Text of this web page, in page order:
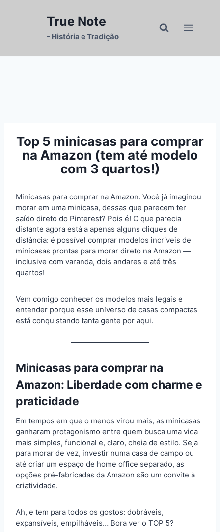
True Note
- História e Tradição
Top 5 minicasas para comprar
na Amazon (tem até modelo
com 3 quartos!)
Minicasas para comprar na Amazon. Você já imaginou
morar em uma minicasa, dessas que parecem ter
saído direto do Pinterest? Pois é! O que parecia
distante agora está a apenas alguns cliques de
distância: é possível comprar modelos incríveis de
minicasas prontas para morar direto na Amazon —
inclusive com varanda, dois andares e até três
quartos!
Vem comigo conhecer os modelos mais legais e
entender porque esse universo de casas compactas
está conquistando tanta gente por aqui.
Minicasas para comprar na
Amazon: Liberdade com charme e
praticidade
Em tempos em que o menos virou mais, as minicasas
ganharam protagonismo entre quem busca uma vida
mais simples, funcional e, claro, cheia de estilo. Seja
para morar de vez, investir numa casa de campo ou
até criar um espaço de home office separado, as
opções pré-fabricadas da Amazon são um convite à
criatividade.
Ah, e tem para todos os gostos: dobráveis,
expansíveis, empilháveis… Bora ver o TOP 5?